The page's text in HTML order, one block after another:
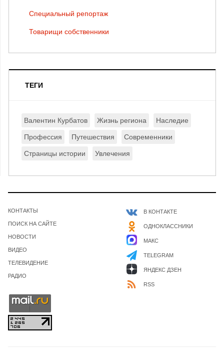
Специальный репортаж
Товарищи собственники
ТЕГИ
Валентин Курбатов Жизнь региона Наследие
Профессия Путешествия Современники
Страницы истории Увлечения
КОНТАКТЫ
ПОИСК НА САЙТЕ
НОВОСТИ
ВИДЕО
ТЕЛЕВИДЕНИЕ
РАДИО
В КОНТАКТЕ
ОДНОКЛАССНИКИ
МАКС
TELEGRAM
ЯНДЕКС ДЗЕН
RSS